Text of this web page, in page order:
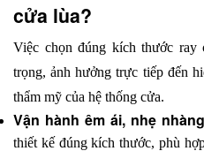
cửa lùa?
Việc chọn đúng kích thước
trọng, ảnh hưởng trực tiếp đến
thẩm mỹ của hệ thống cửa.
Vận hành êm ái, nhẹ
thiết kế đúng kích thước, phù